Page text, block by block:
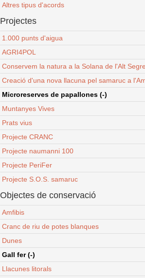
Altres tipus d'acords
Projectes
1.000 punts d'aigua
AGRI4POL
Conservem la natura a la Solana de l'Alt
Creació d'una nova llacuna pel samaruc a
Microreserves de papallones (-)
Muntanyes Vives
Prats vius
Projecte CRANC
Projecte naumanni 100
Projecte PeriFer
Projecte S.O.S. samaruc
Objectes de conservació
Amfibis
Cranc de riu de potes blanques
Dunes
Gall fer (-)
Llacunes litorals